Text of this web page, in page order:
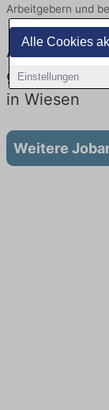
Alle Cookies
Einstellungen
Arbeitgebern und
Ausbildung
gibt es keine
in Wiesen
Weitere